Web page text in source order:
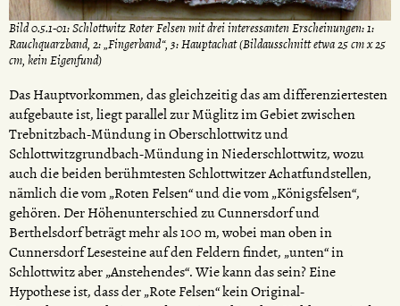
Bild 0.5.1-01: Schlottwitz Roter Felsen mit drei interessanten Erscheinungen: 1:
Rauchquarzband, 2: „Fingerband“, 3: Hauptachat (Bildausschnitt etwa 25 cm x 25
cm, kein Eigenfund)
Das Hauptvorkommen, das gleichzeitig das am differenziertesten
aufgebaute ist, liegt parallel zur Müglitz im Gebiet zwischen
Trebnitzbach-Mündung in Oberschlottwitz und
Schlottwitzgrundbach-Mündung in Niederschlottwitz, wozu
auch die beiden berühmtesten Schlottwitzer Achatfundstellen,
nämlich die vom „Roten Felsen“ und die vom „Königsfelsen“,
gehören. Der Höhenunterschied zu Cunnersdorf und
Berthelsdorf beträgt mehr als 100 m, wobei man oben in
Cunnersdorf Lesesteine auf den Feldern findet, „unten“ in
Schlottwitz aber „Anstehendes“. Wie kann das sein? Eine
Hypothese ist, dass der „Rote Felsen“ kein Original-